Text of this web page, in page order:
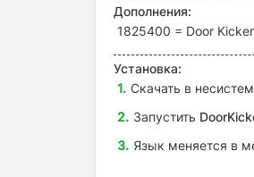
Дополнения:
1825400 = Door
Установка:
Скачать в
Запустить
Язык меняется в